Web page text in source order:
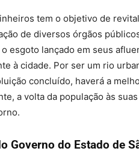
tem o objetivo de
de diversos órgãos
esgoto lançado em seus
à cidade. Por ser um rio
concluído, haverá a
a volta da população às
Governo do Estado de